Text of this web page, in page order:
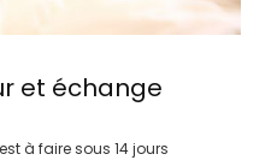
et échange
est à faire sous 14 jours